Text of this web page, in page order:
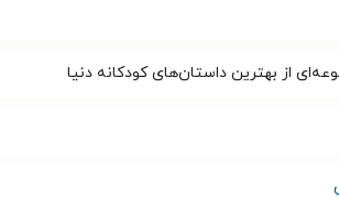
از بهترین داستان‌های کودکانه دنیا